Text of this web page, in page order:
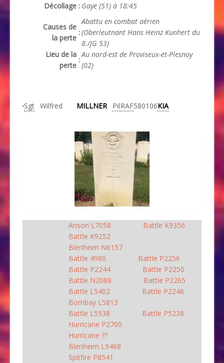
Décollage : Gaye (51) à 18:45
Causes de
la perte
:
Abattu en combat aérien
(Oberleutnant Hans Heinz Kunhert du
8./JG 53)
Lieu de la
perte
:
Au nord-est de Proviseux-et-Plesnoy
(02)
Sgt Wilfred MILLNER PilRAF580106KIA
Anson L7058
Battle K9356
Battle K9252
Blenheim N6157
Battle 4980
Battle P2256
Battle P2244
Battle P2250
Battle N2088
Battle P2265
Battle L5402
Battle P2246
Bombay L5813
Battle L5538
Battle P5238
Hurricane P2700
Hurricane ??
Blenheim L9468
Spitfire P8541